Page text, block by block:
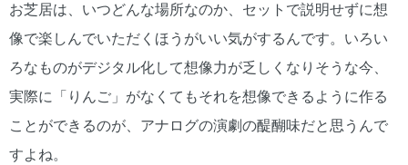
お芝居は、いつどんな場所なのか、セットで説明せずに想
像で楽しんでいただくほうがいい気がするんです。いろい
ろなものがデジタル化して想像力が乏しくなりそうな今、
実際に「りんご」がなくてもそれを想像できるように作る
ことができるのが、アナログの演劇の醍醐味だと思うんで
すよね。